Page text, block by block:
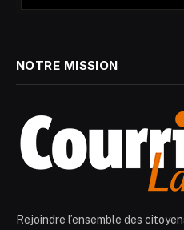
NOTRE MISSION
Rejoindre l’ensemble des